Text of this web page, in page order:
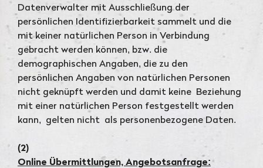
Datenverwalter mit Ausschließung der
persönlichen Identifizierbarkeit sammelt und die
mit keiner natürlichen Person in Verbindung
gebracht werden können, bzw. die
demographischen Angaben, die zu den
persönlichen Angaben von natürlichen Personen
nicht geknüpft werden und damit keine Beziehung
mit einer natürlichen Person festgestellt werden
kann, gelten nicht als personenbezogene Daten.
(2)
Online Übermittlungen, Angebotsanfrage: